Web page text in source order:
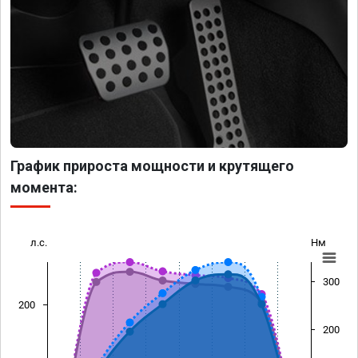
График прироста мощности и крутящего
момента:
л.с. Нм
200
200
300